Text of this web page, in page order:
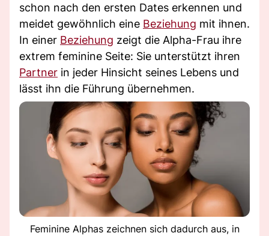
schon nach den ersten Dates erkennen und
meidet gewöhnlich eine Beziehung mit ihnen.
In einer Beziehung zeigt die Alpha-Frau ihre
extrem feminine Seite: Sie unterstützt ihren
Partner in jeder Hinsicht seines Lebens und
lässt ihn die Führung übernehmen.
Feminine Alphas zeichnen sich dadurch aus, in